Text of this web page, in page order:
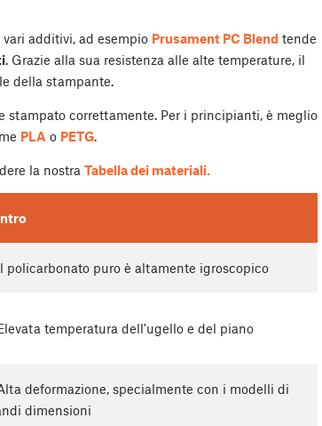
additivi, ad esempio Prusament PC Blend tende
. Grazie alla sua resistenza alle alte temperature, il
della stampante.
stampato correttamente. Per i principianti, è meglio
PLA o PETG.
la nostra Tabella dei materiali.
policarbonato puro è altamente igroscopico
temperatura dell'ugello e del piano
deformazione, specialmente con i modelli di
dimensioni